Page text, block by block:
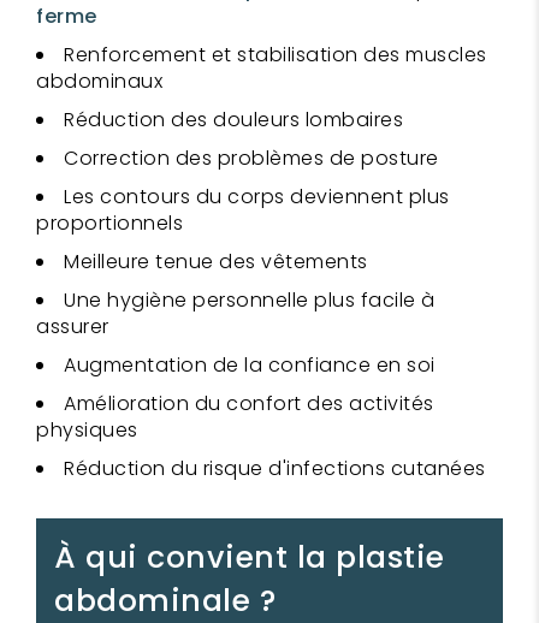
ferme
Renforcement et stabilisation des muscles
abdominaux
Réduction des douleurs lombaires
Correction des problèmes de posture
Les contours du corps deviennent plus
proportionnels
Meilleure tenue des vêtements
Une hygiène personnelle plus facile à
assurer
Augmentation de la confiance en soi
Amélioration du confort des activités
physiques
Réduction du risque d'infections cutanées
À qui convient la plastie
abdominale ?